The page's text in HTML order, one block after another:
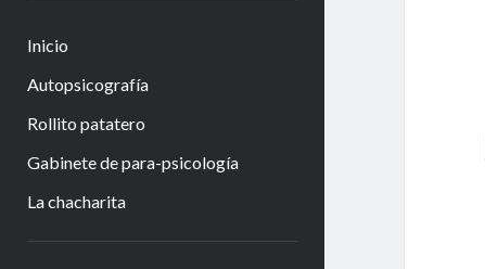
Inicio
Autopsicografía
Rollito patatero
Gabinete de para-psicología
La chacharita